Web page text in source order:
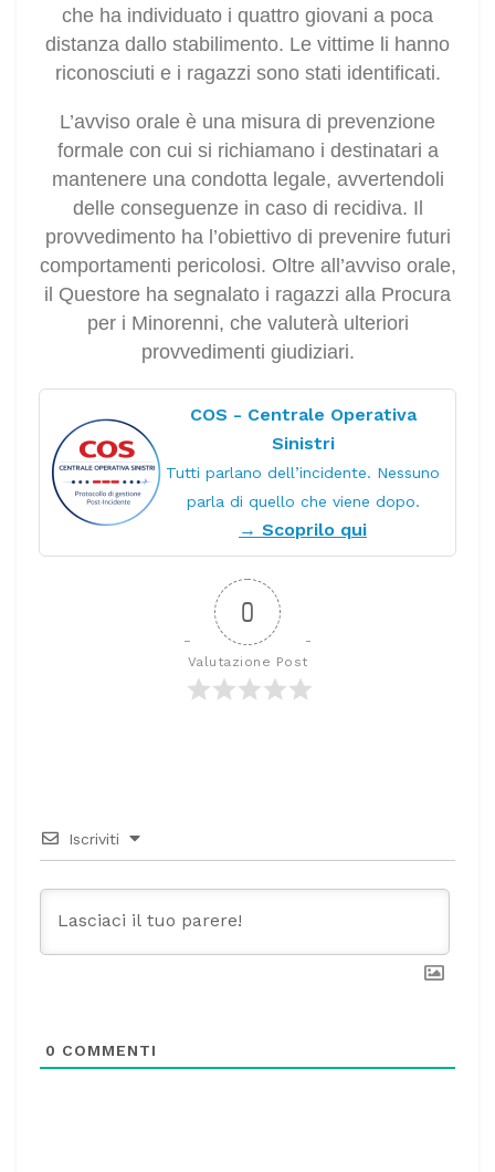
che ha individuato i quattro giovani a poca
distanza dallo stabilimento. Le vittime li hanno
riconosciuti e i ragazzi sono stati identificati.
L’avviso orale è una misura di prevenzione
formale con cui si richiamano i destinatari a
mantenere una condotta legale, avvertendoli
delle conseguenze in caso di recidiva. Il
provvedimento ha l’obiettivo di prevenire futuri
comportamenti pericolosi. Oltre all’avviso orale,
il Questore ha segnalato i ragazzi alla Procura
per i Minorenni, che valuterà ulteriori
provvedimenti giudiziari.
COS - Centrale Operativa
Sinistri
Tutti parlano dell’incidente. Nessuno
parla di quello che viene dopo.
→ Scoprilo qui
0
Valutazione Post
Iscriviti
0 COMMENTI